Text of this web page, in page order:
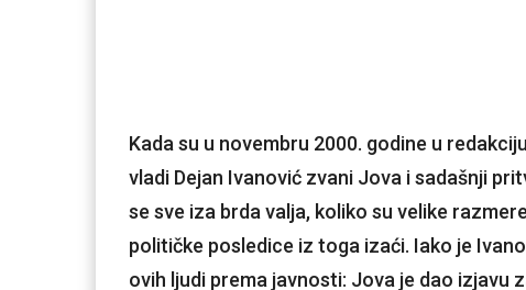
Kada su u novembru 2000. godine u
vladi Dejan Ivanović zvani Jova i sadašnji
se sve iza brda valja, koliko su velike
političke posledice iz toga izaći. Iako je
ovih ljudi prema javnosti: Jova je dao izjavu